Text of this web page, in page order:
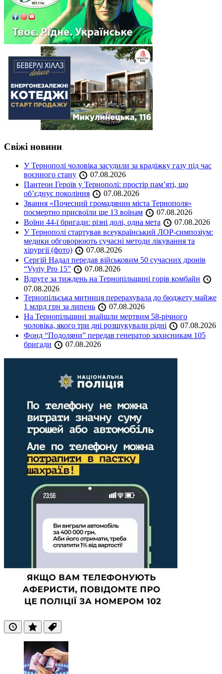
Свіжі новини
У Тернополі чоловіка засудили за крадіжку газу під час
воєнного стану
07.08.2026
Пантеон Героїв у Тернополі: простір пам’яті, що
об’єднує покоління
07.08.2026
Звання «Почесний громадянин міста Тернополя»
посмертно присвоїли ще 13 воїнам
07.08.2026
Воїни 44-ї бригади: різні долі, одна мета
07.08.2026
У Тернополі стартував всеукраїнський ЛОР-симпозіум:
медики обговорюють сучасні методи лікування та
хірургії (фото)
07.08.2026
Сергій Надал передав військовим 50 сучасних дронів
“Vyriy Pro 15”
07.08.2026
Вдруге за тиждень на Тернопільщині горів комбайн
07.08.2026
Тернопільська митниця перерахувала до бюджету майже
1 млрд грн за липень
07.08.2026
На Тернопільщині знайшли мертвим 58-річного
чоловіка, якого три дні розшукували рідні
07.08.2026
Фонд “Подоляни” передав генератор захисникам 105
бригади
07.08.2026
ОстанніПопулярні
Теги